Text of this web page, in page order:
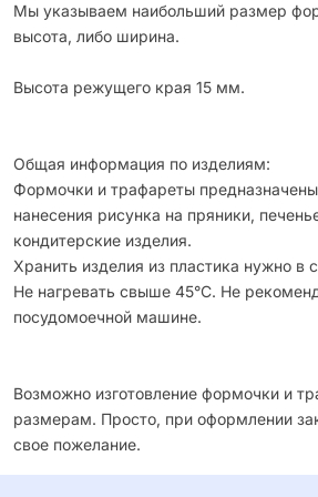
Мы указываем наибольший размер
высота, либо ширина.
Высота режущего края 15 мм.
Общая информация по изделиям:
Формочки и трафареты
нанесения рисунка на пряники,
кондитерские изделия.
Хранить изделия из пластика нужно в
Не нагревать свыше 45°С. Не
посудомоечной машине.
Возможно изготовление формочки и
размерам. Просто, при оформлении
свое пожелание.